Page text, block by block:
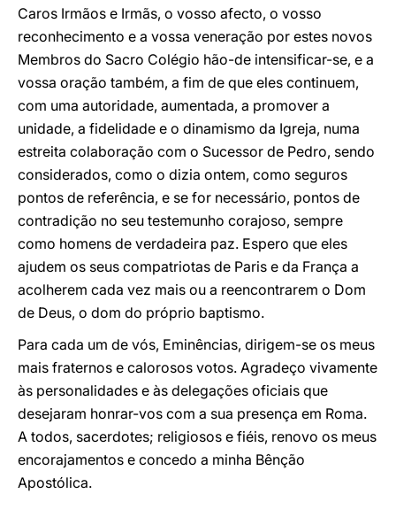
Caros Irmãos e Irmãs, o vosso afecto, o vosso
reconhecimento e a vossa veneração por estes novos
Membros do Sacro Colégio hão-de intensificar-se, e a
vossa oração também, a fim de que eles continuem,
com uma autoridade, aumentada, a promover a
unidade, a fidelidade e o dinamismo da Igreja, numa
estreita colaboração com o Sucessor de Pedro, sendo
considerados, como o dizia ontem, como seguros
pontos de referência, e se for necessário, pontos de
contradição no seu testemunho corajoso, sempre
como homens de verdadeira paz. Espero que eles
ajudem os seus compatriotas de Paris e da França a
acolherem cada vez mais ou a reencontrarem o Dom
de Deus, o dom do próprio baptismo.
Para cada um de vós, Eminências, dirigem-se os meus
mais fraternos e calorosos votos. Agradeço vivamente
às personalidades e às delegações oficiais que
desejaram honrar-vos com a sua presença em Roma.
A todos, sacerdotes; religiosos e fiéis, renovo os meus
encorajamentos e concedo a minha Bênção
Apostólica.